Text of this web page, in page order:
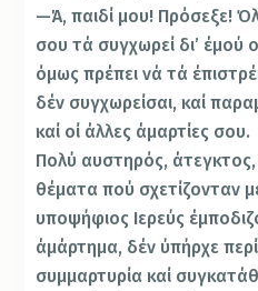
—Ά, παιδί μου! Πρόσεξε!
σου τά συγχωρεί δι’ έμού
όμως πρέπει νά τά
δέν συγχωρείσαι, καί
καί οί άλλες άμαρτίες σου.
Πολύ αυστηρός,
θέμα­τα πού σχετίζονταν
υποψήφιος Ιερεύς
άμάρτημα, δέν ύπήρχε
συμμαρτυρία καί